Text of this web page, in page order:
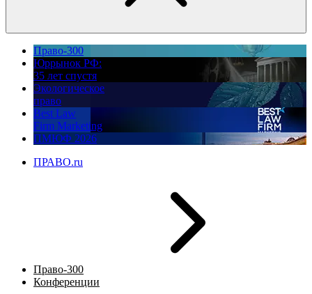
Право-300
Юррынок РФ:
35 лет спустя
Экологическое
право
Best Law
Firm Marketing
ПМЮФ 2026
ПРАВО.ru
Право-300
Конференции